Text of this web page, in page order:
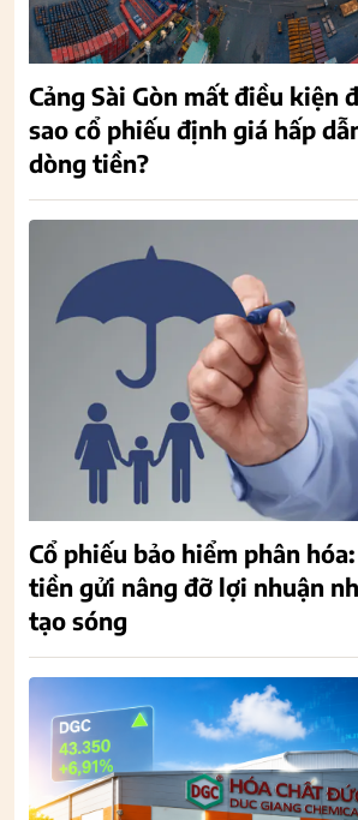
Cảng Sài Gòn mất điều kiện
sao cổ phiếu định giá hấp
dòng tiền?
Cổ phiếu bảo hiểm phân hóa:
tiền gửi nâng đỡ lợi nhuận
tạo sóng